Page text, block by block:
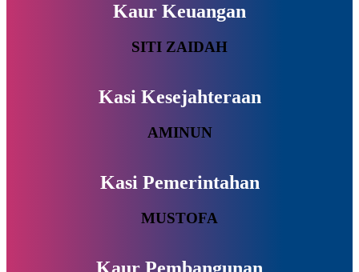
Kaur Keuangan
SITI ZAIDAH
Kasi Kesejahteraan
AMINUN
Kasi Pemerintahan
MUSTOFA
Kaur Pembangunan